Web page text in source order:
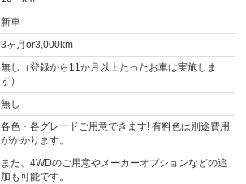
新車
3ヶ月or3,000km
無し（登録から11か月以上たったお車は実施しま
す）
無し
各色・各グレードご用意できます! 有料色は別途費用
がかかります。
また、4WDのご用意やメーカーオプションなどの追
加も可能です。